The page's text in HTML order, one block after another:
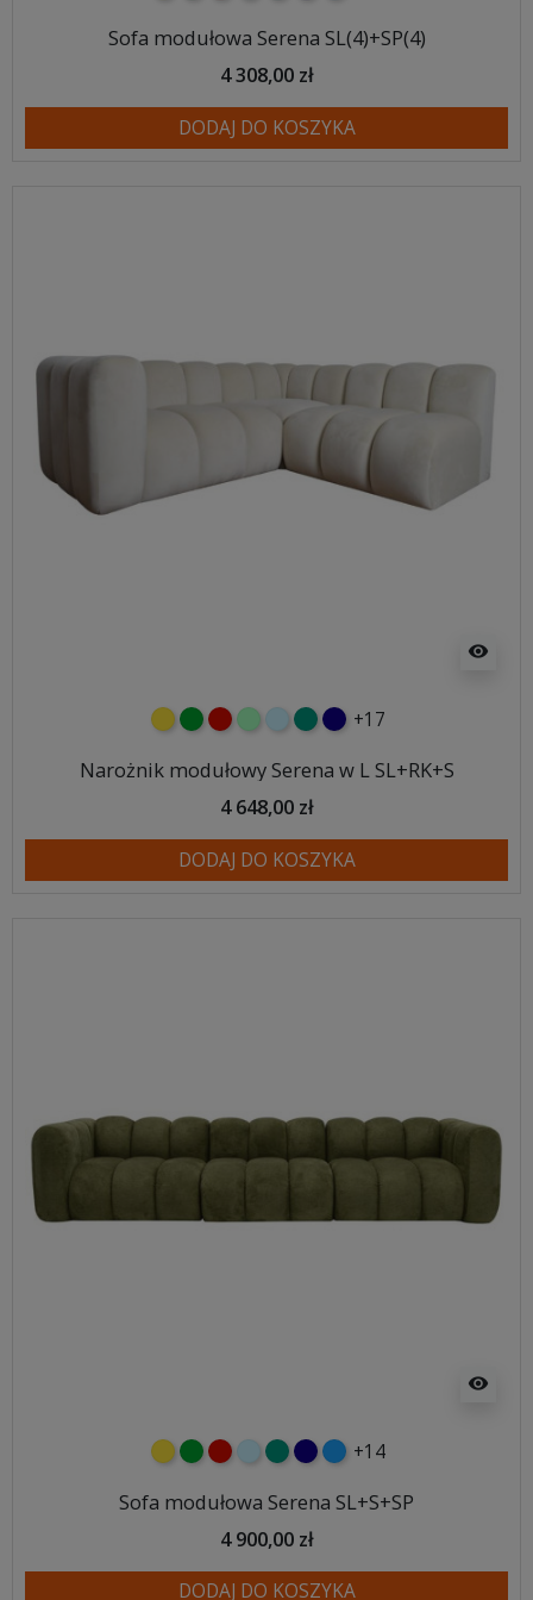
Sofa modułowa Serena SL(4)+SP(4)
4 308,00 zł
DODAJ DO KOSZYKA
visibility
żółtyzielonyczerwony
miętowybłękitnyturkusowy
granatowy
+17
Narożnik modułowy Serena w L SL+RK+S
4 648,00 zł
DODAJ DO KOSZYKA
visibility
żółtyzielonyczerwony
błękitnyturkusowy
granatowy
niebieski
+14
Sofa modułowa Serena SL+S+SP
4 900,00 zł
DODAJ DO KOSZYKA